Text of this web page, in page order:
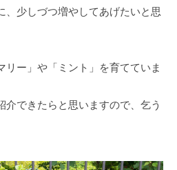
、少しづつ増やしてあげたいと思
リー」や「ミント」を育てていま
介できたらと思いますので、乞う